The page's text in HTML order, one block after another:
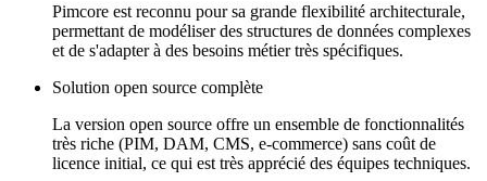
Pimcore est reconnu pour sa grande flexibilité architecturale,
permettant de modéliser des structures de données complexes
et de s'adapter à des besoins métier très spécifiques.
Solution open source complète
La version open source offre un ensemble de fonctionnalités
très riche (PIM, DAM, CMS, e-commerce) sans coût de
licence initial, ce qui est très apprécié des équipes techniques.